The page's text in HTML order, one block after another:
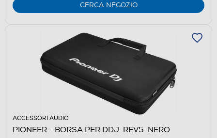
CERCA NEGOZIO
ACCESSORI AUDIO
PIONEER - BORSA PER DDJ-REV5-NERO